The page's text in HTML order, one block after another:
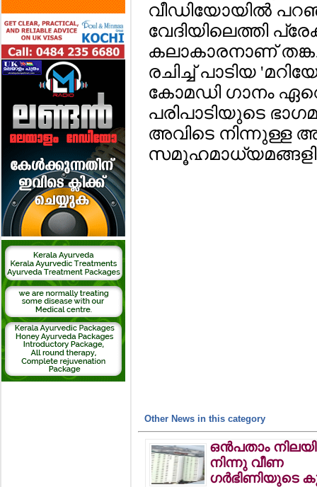
വീഡിയോയില്‍
വേദിയിലെത്തി
കലാകാരനാണ്
രചിച്ച് പാടിയ
കോമഡി ഗാനം
പരിപാടിയുടെ
അവിടെ നിന്നുള്ള
Other News in this category
ഒന്‍പതാം
നിന്നു വീണ
ഗര്‍ഭിണിയുടെ